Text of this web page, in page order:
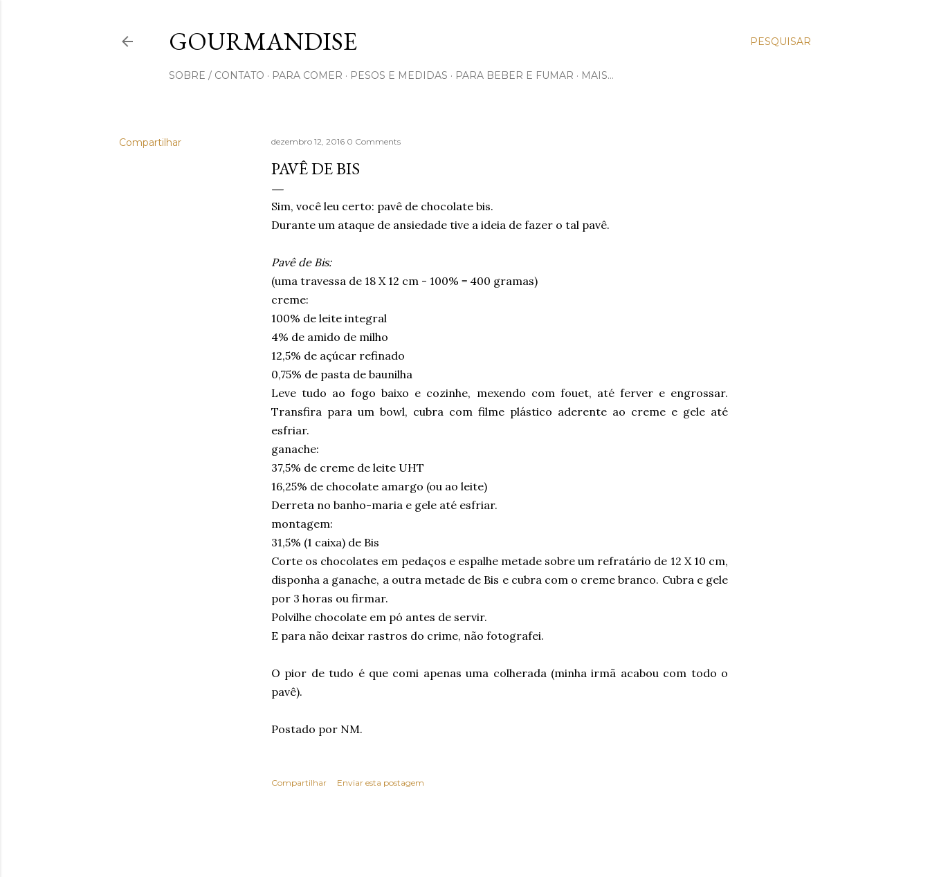
PESQUISAR
GOURMANDISE
SOBRE / CONTATO PARA COMER PESOS E MEDIDAS PARA BEBER E FUMAR MAIS…
Compartilhar dezembro 12, 2016 0 Comments
PAVÊ DE BIS
Sim, você leu certo: pavê de chocolate bis.
Durante um ataque de ansiedade tive a ideia de fazer o tal pavê.
Pavê de Bis:
(uma travessa de 18 X 12 cm - 100% = 400 gramas)
creme:
100% de leite integral
4% de amido de milho
12,5% de açúcar refinado
0,75% de pasta de baunilha
Leve tudo ao fogo baixo e cozinhe, mexendo com fouet, até ferver e engrossar.
Transfira para um bowl, cubra com filme plástico aderente ao creme e gele até
esfriar.
ganache:
37,5% de creme de leite UHT
16,25% de chocolate amargo (ou ao leite)
Derreta no banho-maria e gele até esfriar.
montagem:
31,5% (1 caixa) de Bis
Corte os chocolates em pedaços e espalhe metade sobre um refratário de 12 X 10 cm,
disponha a ganache, a outra metade de Bis e cubra com o creme branco. Cubra e gele
por 3 horas ou firmar.
Polvilhe chocolate em pó antes de servir.
E para não deixar rastros do crime, não fotografei.
O pior de tudo é que comi apenas uma colherada (minha irmã acabou com todo o
pavê).
Postado por NM.
Compartilhar Enviar esta postagem